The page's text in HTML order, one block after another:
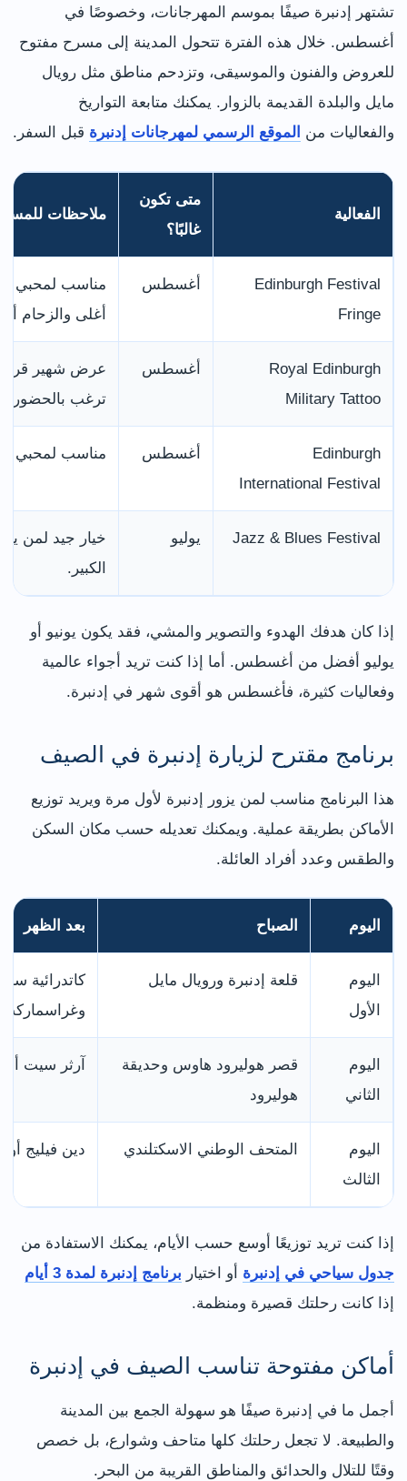
تشتهر إدنبرة صيفًا بموسم المهرجانات، وخصوصًا في
أغسطس. خلال هذه الفترة تتحول المدينة إلى مسرح مفتوح
للعروض والفنون والموسيقى، وتزدحم مناطق مثل رويال
مايل والبلدة القديمة بالزوار. يمكنك متابعة التواريخ
والفعاليات من الموقع الرسمي لمهرجانات إدنبرة قبل السفر.
الفعالية
متى تكون
غالبًا؟
ملاحظات
Edinburgh Festival
Fringe
أغسطس
مناسب لمحبي
أغلى والزحام
Royal Edinburgh
Military Tattoo
أغسطس
عرض شهير قرب
ترغب بالحضور.
Edinburgh
International Festival
أغسطس مناسب لمحبي
Jazz & Blues Festival يوليو
خيار جيد لمن
الكبير.
إذا كان هدفك الهدوء والتصوير والمشي، فقد يكون يونيو أو
يوليو أفضل من أغسطس. أما إذا كنت تريد أجواء عالمية
وفعاليات كثيرة، فأغسطس هو أقوى شهر في إدنبرة.
برنامج مقترح لزيارة إدنبرة في الصيف
هذا البرنامج مناسب لمن يزور إدنبرة لأول مرة ويريد توزيع
الأماكن بطريقة عملية. ويمكنك تعديله حسب مكان السكن
والطقس وعدد أفراد العائلة.
اليوم الصباح بعد الظهر
اليوم
الأول
قلعة إدنبرة ورويال مايل
كاتدرائية
وغراسماركت
اليوم
الثاني
قصر هوليرود هاوس وحديقة
هوليرود
آرثر سيت أو
اليوم
الثالث
المتحف الوطني الاسكتلندي دين فيليج
إذا كنت تريد توزيعًا أوسع حسب الأيام، يمكنك الاستفادة من
جدول سياحي في إدنبرة أو اختيار برنامج إدنبرة لمدة 3 أيام
إذا كانت رحلتك قصيرة ومنظمة.
أماكن مفتوحة تناسب الصيف في إدنبرة
أجمل ما في إدنبرة صيفًا هو سهولة الجمع بين المدينة
والطبيعة. لا تجعل رحلتك كلها متاحف وشوارع، بل خصص
وقتًا للتلال والحدائق والمناطق القريبة من البحر.